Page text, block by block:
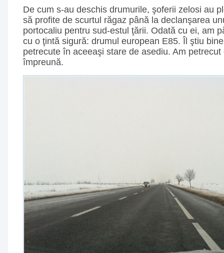
De cum s-au deschis drumurile, şoferii zelosi au
să profite de scurtul răgaz până la declanşarea
portocaliu pentru sud-estul ţării. Odată cu ei, am
cu o ţintă sigură: drumul european E85. Îl ştiu
petrecute în aceeaşi stare de asediu. Am
împreună.